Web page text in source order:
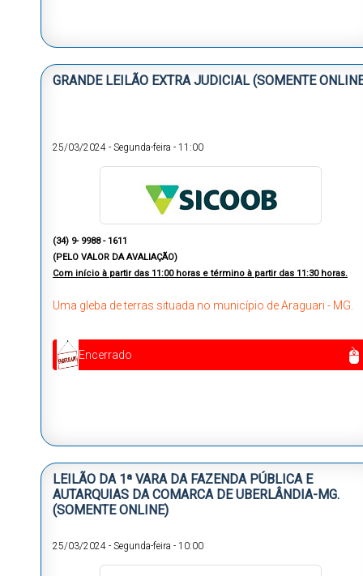
GRANDE LEILÃO EXTRA JUDICIAL (SOMENTE
25/03/2024 - Segunda-feira - 11:00
(34) 9- 9988 - 1611
(PELO VALOR DA AVALIAÇÃO)
Com início à partir das 11:00 horas e término à partir das 11:30 horas.
Uma gleba de terras situada no município de Araguari - MG.
Encerrado
LEILÃO DA 1ª VARA DA FAZENDA PÚBLICA E
AUTARQUIAS DA COMARCA DE UBERLÂNDIA-MG.
(SOMENTE ONLINE)
25/03/2024 - Segunda-feira - 10:00